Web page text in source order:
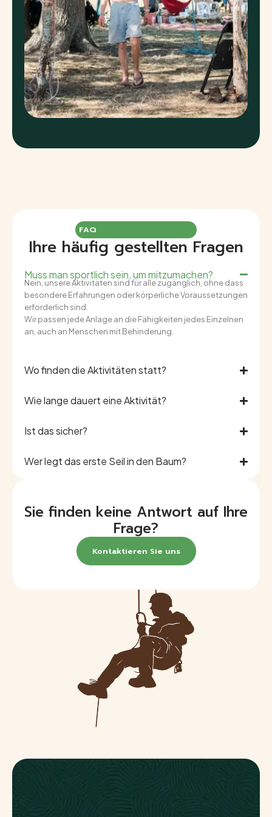
Sie finden keine Antwort auf Ihre
Frage?
Kontaktieren Sie uns
FAQ
Ihre häufig gestellten Fragen
Muss man sportlich sein, um mitzumachen?
Nein, unsere Aktivitäten sind für alle zugänglich, ohne dass
besondere Erfahrungen oder körperliche Voraussetzungen
erforderlich sind.
Wir passen jede Anlage an die Fähigkeiten jedes Einzelnen
an, auch an Menschen mit Behinderung.
Wo finden die Aktivitäten statt?
Wie lange dauert eine Aktivität?
Ist das sicher?
Wer legt das erste Seil in den Baum?